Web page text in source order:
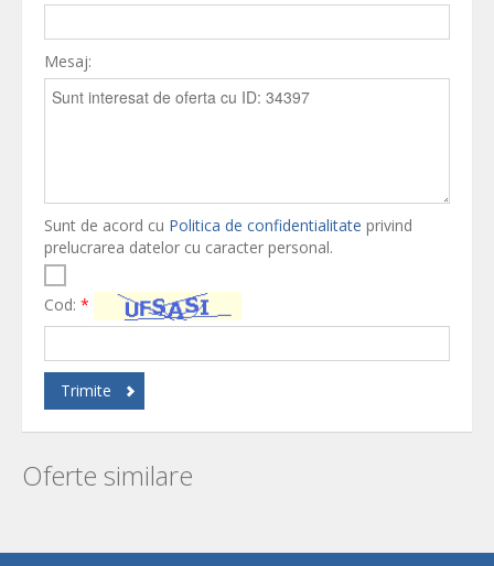
Mesaj:
Sunt de acord cu Politica de confidentialitate privind
prelucrarea datelor cu caracter personal.
Cod: *
Trimite
Oferte similare